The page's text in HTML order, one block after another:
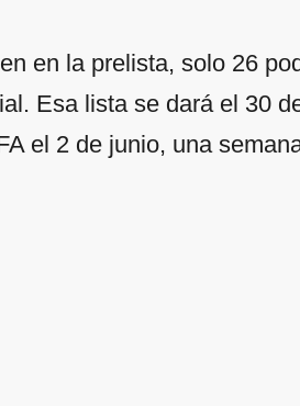
en la prelista, solo 26
Esa lista se dará el 30
el 2 de junio, una